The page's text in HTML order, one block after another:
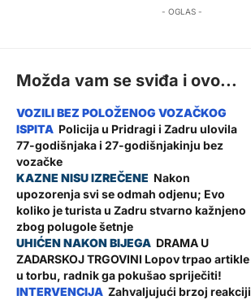
- OGLAS -
Možda vam se sviđa i ovo...
Policija u Pridragi i Zadru ulovila
77-godišnjaka i 27-godišnjakinju bez
vozačke
Nakon
upozorenja svi se odmah odjenu; Evo
koliko je turista u Zadru stvarno kažnjeno
zbog polugole šetnje
DRAMA U
ZADARSKOJ TRGOVINI Lopov trpao artikle
u torbu, radnik ga pokušao spriječiti!
Zahvaljujući brzoj reakciji